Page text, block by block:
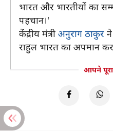
भारत और भारतीयों का
पहचान।'
केंद्रीय मंत्री अनुराग ठाकुर
राहुल भारत का अपमान
आपने